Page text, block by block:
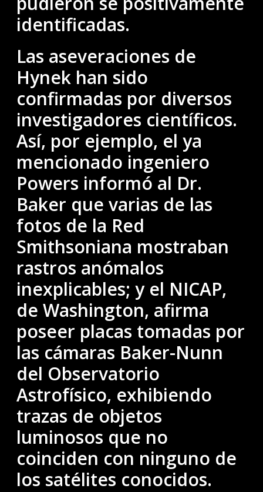
identificadas.
Las aseveraciones de
Hynek han sido
confirmadas por diversos
investigadores científicos.
Así, por ejemplo, el ya
mencionado ingeniero
Powers informó al Dr.
Baker que varias de las
fotos de la Red
Smithsoniana mostraban
rastros anómalos
inexplicables; y el NICAP,
de Washington, afirma
poseer placas tomadas por
las cámaras Baker-Nunn
del Observatorio
Astrofísico, exhibiendo
trazas de objetos
luminosos que no
coinciden con ninguno de
los satélites conocidos.